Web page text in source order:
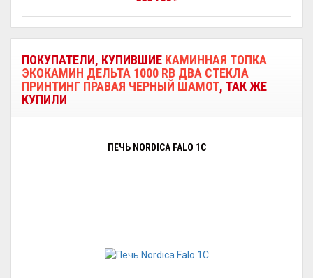
ПОКУПАТЕЛИ, КУПИВШИЕ КАМИННАЯ ТОПКА
ЭКОКАМИН ДЕЛЬТА 1000 RB ДВА СТЕКЛА
ПРИНТИНГ ПРАВАЯ ЧЕРНЫЙ ШАМОТ, ТАК ЖЕ
КУПИЛИ
ПЕЧЬ NORDICA FALO 1С